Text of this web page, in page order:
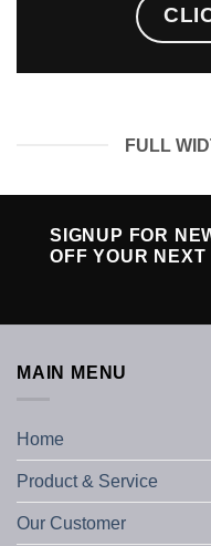
FULL
SIGNUP FOR
OFF YOUR
MAIN MENU
Home
Product & Service
Our Customer